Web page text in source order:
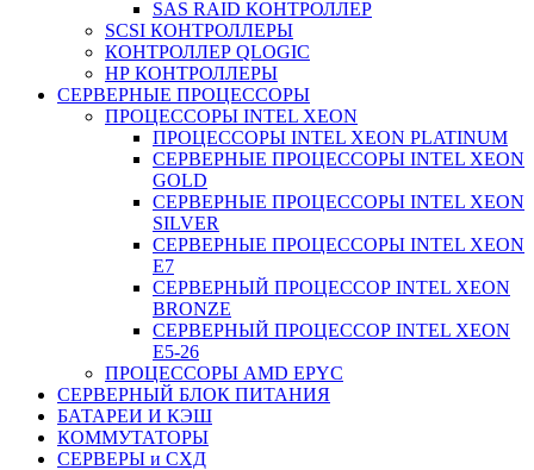
SAS RAID КОНТРОЛЛЕР
SCSI КОНТРОЛЛЕРЫ
КОНТРОЛЛЕР QLOGIC
НР КОНТРОЛЛЕРЫ
СЕРВЕРНЫЕ ПРОЦЕССОРЫ
ПРОЦЕССОРЫ INTEL XEON
ПРОЦЕССОРЫ INTEL XEON PLATINUM
СЕРВЕРНЫЕ ПРОЦЕССОРЫ INTEL XEON
GOLD
СЕРВЕРНЫЕ ПРОЦЕССОРЫ INTEL XEON
SILVER
СЕРВЕРНЫЕ ПРОЦЕССОРЫ INTEL XEON
Е7
СЕРВЕРНЫЙ ПРОЦЕССОР INTEL XEON
BRONZE
СЕРВЕРНЫЙ ПРОЦЕССОР INTEL XEON
Е5-26
ПРОЦЕССОРЫ AMD EPYC
СЕРВЕРНЫЙ БЛОК ПИТАНИЯ
БАТАРЕИ И КЭШ
КОММУТАТОРЫ
СЕРВЕРЫ и СХД